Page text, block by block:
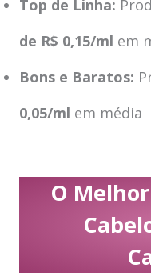
Top de Linha:
de R$ 0,15/ml em
Bons e Baratos:
0,05/ml em média
O